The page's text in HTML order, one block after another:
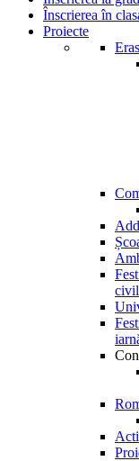
Înscrierea în
Proiecte